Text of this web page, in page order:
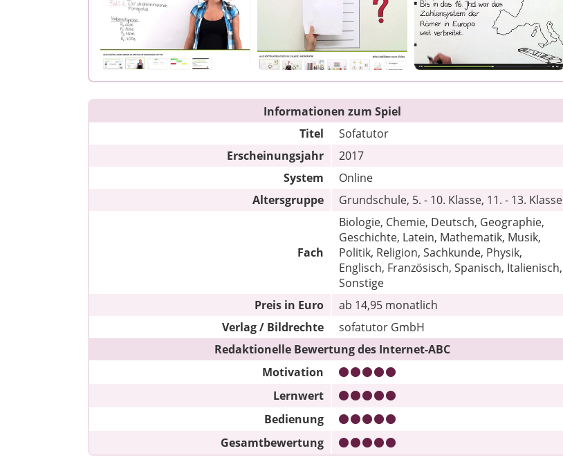
Informationen zum Spiel
Titel
Sofatutor
Erscheinungsjahr
2017
System
Online
Altersgruppe
Grundschule, 5. - 10. Klasse, 11. - 13. Klasse
Fach
Biologie, Chemie, Deutsch, Geographie,
Geschichte, Latein, Mathematik, Musik,
Politik, Religion, Sachkunde, Physik,
Englisch, Französisch, Spanisch, Italienisch,
Sonstige
Preis in Euro
ab 14,95 monatlich
Verlag / Bildrechte
sofatutor GmbH
Redaktionelle Bewertung des Internet-ABC
Motivation
Lernwert
Bedienung
Gesamtbewertung